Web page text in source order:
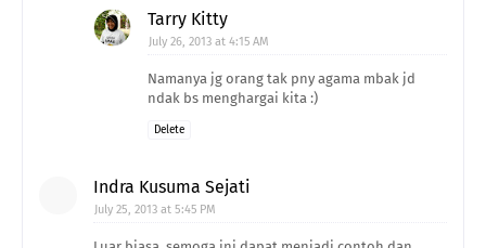
Tarry Kitty
July 26, 2013 at 4:15 AM
Namanya jg orang tak pny agama mbak jd
ndak bs menghargai kita :)
Delete
Indra Kusuma Sejati
July 25, 2013 at 5:45 PM